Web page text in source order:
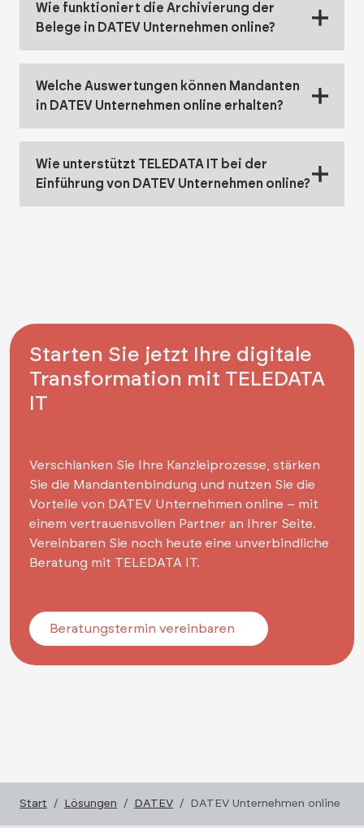
Wie funktioniert die Archivierung der
Belege in DATEV Unternehmen online?
Welche Auswertungen können Mandanten
in DATEV Unternehmen online erhalten?
Wie unterstützt TELEDATA IT bei der
Einführung von DATEV Unternehmen online?
Starten Sie jetzt Ihre digitale
Transformation mit TELEDATA
IT
Verschlanken Sie Ihre Kanzleiprozesse, stärken
Sie die Mandantenbindung und nutzen Sie die
Vorteile von DATEV Unternehmen online – mit
einem vertrauensvollen Partner an Ihrer Seite.
Vereinbaren Sie noch heute eine unverbindliche
Beratung mit TELEDATA IT.
Beratungstermin vereinbaren
Start Lösungen DATEV DATEV Unternehmen online